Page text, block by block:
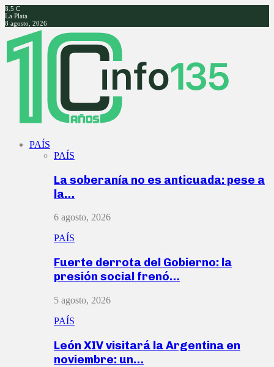
8.5 C
La Plata
8 agosto, 2026
Facebook
Twitter
Instagram
Youtube
PAÍS
PAÍS
La soberanía no es anticuada: pese a
la…
6 agosto, 2026
PAÍS
Fuerte derrota del Gobierno: la
presión social frenó…
5 agosto, 2026
PAÍS
León XIV visitará la Argentina en
noviembre: un…